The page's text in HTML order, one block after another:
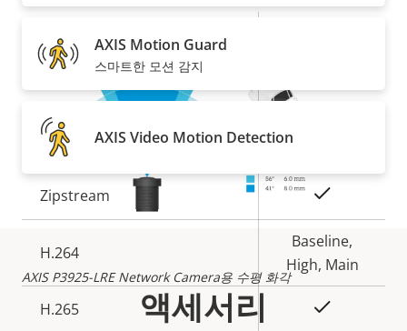
AXIS P3925-LRE Network Camera용 수평 화각
성
속
성
값
디지털 팬/틸트
압축
속
성
명
속
Zipstream
H.264
Baseline,
High, Main
H.265
AXIS Motion Guard
스마트한 모션 감지
AXIS Video Motion Detection
액세서리